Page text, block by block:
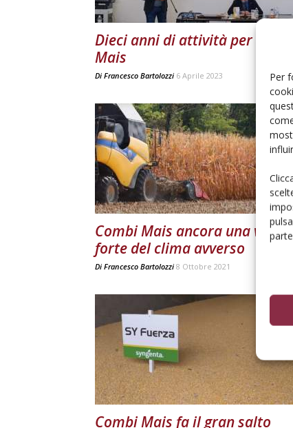
Per
Dieci anni di attività per Combi
Mais
Di Francesco Bartolozzi 6 Aprile 2023
Combi Mais ancora una volta
forte del clima avverso
Di Francesco Bartolozzi 8 Ottobre 2021
Combi Mais fa il gran salto